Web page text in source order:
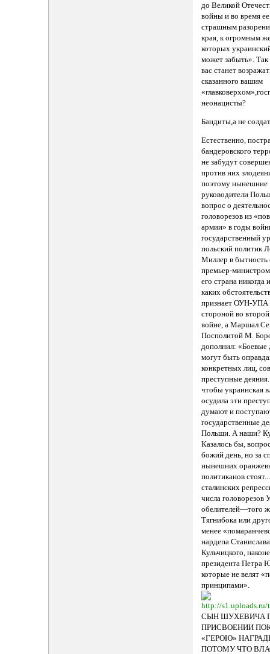
до Великой
войны и во время
страшным
края, к огромным
которых
может забыть». Так
вас станет
сказанного вашим
неонацисты?
Бандиты,а не
Естественно,
бандеровского
не забудут
против них
поэтому нынешние
руководители
вопрос о
головорезов из
армии» в годы
государственный
польский политик
Миллер в бытность
премьер-министром
его страна никогда
каких
признает ОУН-
стороной во
войне, а Маршал
Посполитой М.
дополнил: «Боевые
могут быть
конкретных лиц,
преступные
чтобы украинская
осудила эти
думают и
государственные
Польши. А наши?
Казалось бы,
божий день, но за
нынешних
политиканов
сталинских
числа головорезов
обелителей—того
Тягнибока или
менее
нардепа Станислава
Кульчицкого,
президента
которые не велят
принципами».
СЫН ШУХЕВИЧА
ПРИСВОЕНИИ
«ГЕРОЮ»
ПОТОМУ ЧТО